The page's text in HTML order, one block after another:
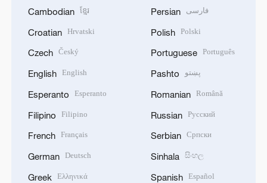
Cambodian ខ្មែរ
Croatian Hrvatski
Czech Český
English English
Esperanto Esperanto
Filipino Filipino
French Français
German Deutsch
Greek Ελληνικά
Persian فارسی
Polish Polski
Portuguese Português
Pashto پښتو
Romanian Română
Russian Русский
Serbian Српски
Sinhala සිංහල
Spanish Español